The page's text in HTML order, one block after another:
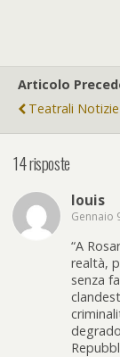
Articolo
Teatrali Notizie
14 risposte
louis
Gennaio
“A
realtà,
senza